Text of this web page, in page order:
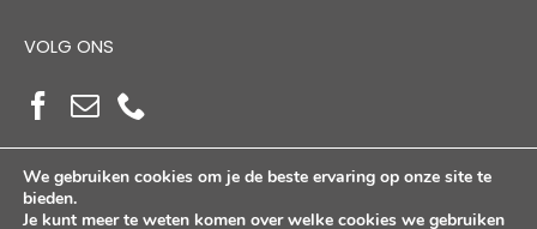
VOLG ONS
We gebruiken cookies om je de beste ervaring op onze site te
bieden.
Je kunt meer te weten komen over welke cookies we gebruiken